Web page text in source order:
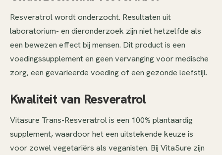
Resveratrol wordt onderzocht. Resultaten uit
laboratorium- en dieronderzoek zijn niet hetzelfde als
een bewezen effect bij mensen. Dit product is een
voedingssupplement en geen vervanging voor medische
zorg, een gevarieerde voeding of een gezonde leefstijl.
Kwaliteit van Resveratrol
Vitasure Trans-Resveratrol is een 100% plantaardig
supplement, waardoor het een uitstekende keuze is
voor zowel vegetariërs als veganisten. Bij VitaSure zijn